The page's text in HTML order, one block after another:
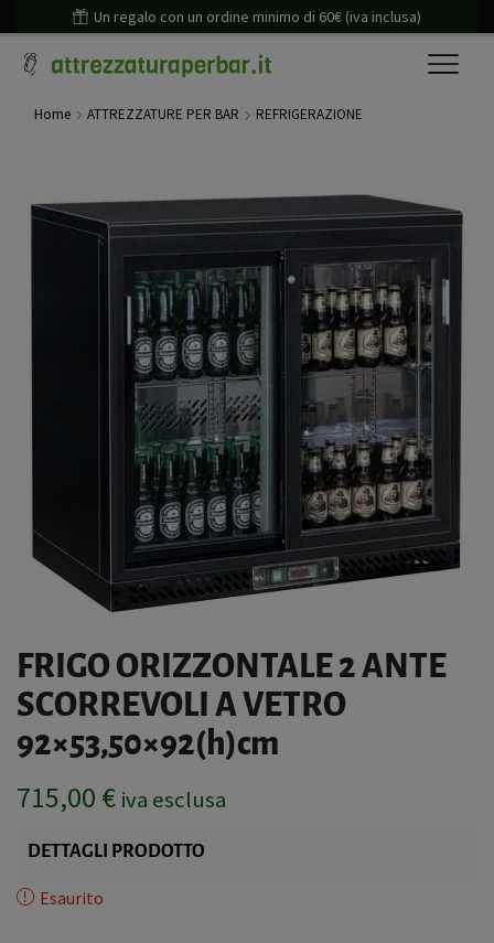
Un regalo con un ordine minimo di 60€ (iva inclusa)
Home ATTREZZATURE PER BAR REFRIGERAZIONE
FRIGO ORIZZONTALE 2 ANTE
SCORREVOLI A VETRO
92×53,50×92(h)cm
715,00 € iva esclusa
DETTAGLI PRODOTTO
Esaurito